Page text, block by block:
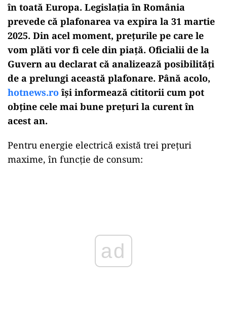
în toată Europa. Legislația în România
prevede că plafonarea va expira la 31 martie
2025. Din acel moment, prețurile pe care le
vom plăti vor fi cele din piață. Oficialii de la
Guvern au declarat că analizează posibilități
de a prelungi această plafonare. Până acolo,
hotnews.ro își informează cititorii cum pot
obține cele mai bune prețuri la curent în
acest an.
Pentru energie electrică există trei prețuri
maxime, în funcție de consum: